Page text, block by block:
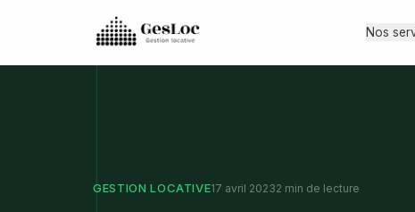
Nos
GESTION LOCATIVE17 avril 20232 min de lecture